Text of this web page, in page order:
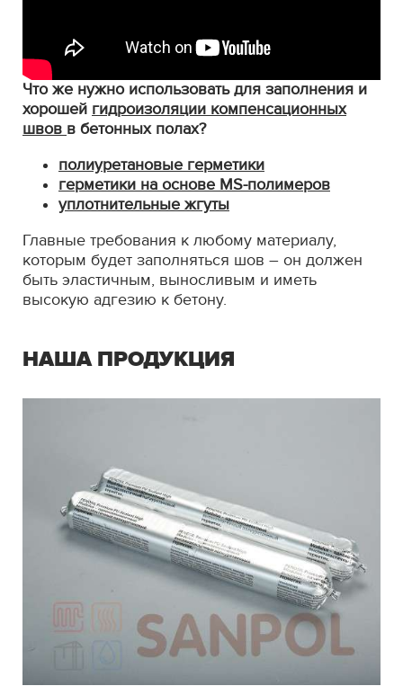
Что же нужно использовать для заполнения и
хорошей гидроизоляции компенсационных
швов в бетонных полах?
полиуретановые герметики
герметики на основе MS-полимеров
уплотнительные жгуты
Главные требования к любому материалу,
которым будет заполняться шов – он должен
быть эластичным, выносливым и иметь
высокую адгезию к бетону.
НАША ПРОДУКЦИЯ